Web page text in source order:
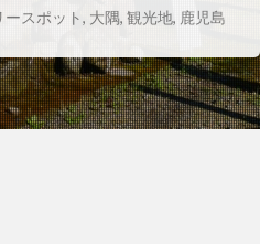
ースポット, 大隅, 観光地, 鹿児島